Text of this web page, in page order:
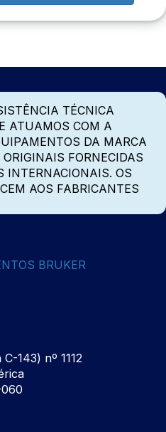
TÉCNICA
ATUAMOS COM A
DA MARCA
FORNECIDAS
INTERNACIONAIS. OS
AOS FABRICANTES
143) nº 1112